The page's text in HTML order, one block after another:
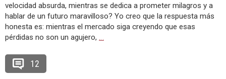
velocidad absurda, mientras se dedica a prometer milagros y a
hablar de un futuro maravilloso? Yo creo que la respuesta más
honesta es: mientras el mercado siga creyendo que esas
pérdidas no son un agujero, …
12